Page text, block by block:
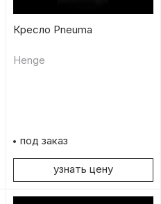
Кресло Pneuma
Henge
под заказ
узнать цену